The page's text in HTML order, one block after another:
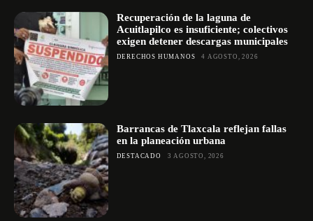
Recuperación de la laguna de
Acuitlapilco es insuficiente; colectivos
exigen detener descargas municipales
DERECHOS HUMANOS 4 AGOSTO, 2026
Barrancas de Tlaxcala reflejan fallas
en la planeación urbana
DESTACADO 3 AGOSTO, 2026